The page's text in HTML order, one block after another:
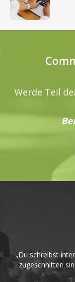
Werde Teil
„Du schreibst
zugeschnitten